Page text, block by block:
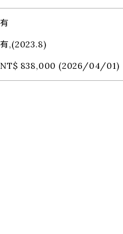
有
有,(2023.8)
NT$ 838,000 (2026/04/01)